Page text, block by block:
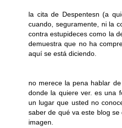
la cita de Despentesn (a
cuando, seguramente, ni la
contra estupideces como la
demuestra que no ha
aquí se está diciendo.
no merece la pena hablar
donde la quiere ver. es una
un lugar que usted no
saber de qué va este blog
imagen.